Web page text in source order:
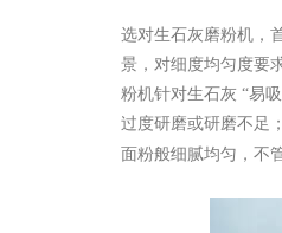
选对生石灰磨粉机，
景，对细度均匀度要
粉机针对生石灰 “易
过度研磨或研磨不足
面粉般细腻均匀，不